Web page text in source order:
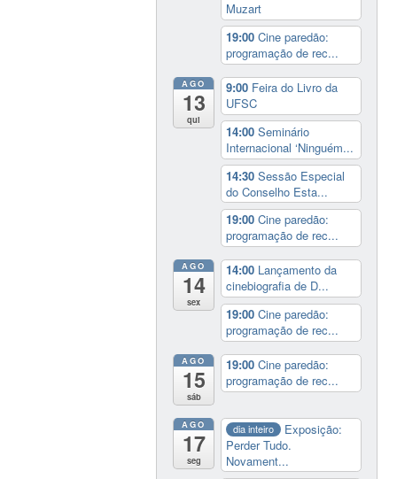
Muzart
19:00Cine paredão:
programação de rec...
AGO
13
qui
9:00 Feira do Livro da
UFSC
14:00Seminário
Internacional ‘Ninguém...
14:30Sessão Especial
do Conselho Esta...
19:00Cine paredão:
programação de rec...
AGO
14
sex
14:00 Lançamento da
cinebiografia de D...
19:00Cine paredão:
programação de rec...
AGO
15
sáb
19:00Cine paredão:
programação de rec...
AGO
17
seg
dia inteiro
Exposição:
Perder Tudo.
Novament...